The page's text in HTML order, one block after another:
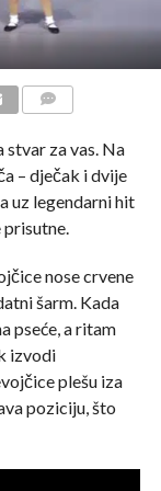
stvar za vas. Na
– dječak i dvije
uz legendarni hit
prisutne.
nose crvene
šarm. Kada
pseće, a ritam
izvodi
plešu iza
poziciju, što